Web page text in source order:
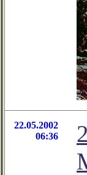
22.05.2002
06:36